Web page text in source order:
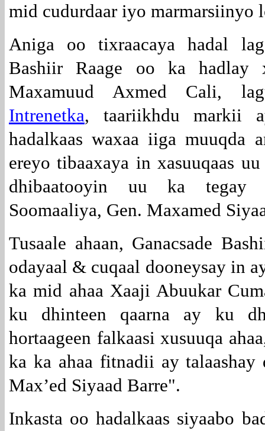
mid cudurdaar iyo marmarsiinyo
Aniga oo tixraacaya hadal
Bashiir Raage oo ka hadlay
Maxamuud Axmed Cali,
Intrenetka, taariikhdu markii
hadalkaas waxaa iiga muuqda
ereyo tibaaxaya in xasuuqaas
dhibaatooyin uu ka tegay
Soomaaliya, Gen. Maxamed
Tusaale ahaan, Ganacsade
odayaal & cuqaal dooneysay in
ka mid ahaa Xaaji Abuukar
ku dhinteen qaarna ay ku
hortaageen falkaasi xusuuqa
ka ka ahaa fitnadii ay
Max’ed Siyaad Barre".
Inkasta oo hadalkaas siyaabo